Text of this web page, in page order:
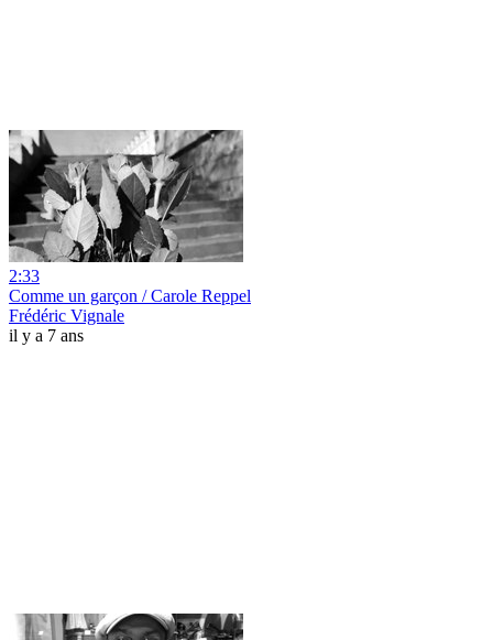
2:33
Comme un garçon / Carole Reppel
Frédéric Vignale
il y a 7 ans